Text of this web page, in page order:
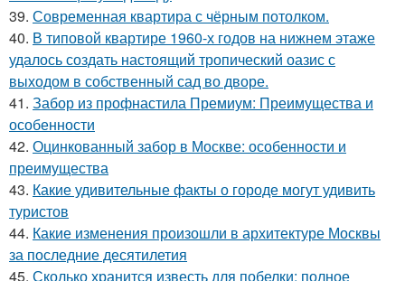
39. Современная квартира с чёрным потолком.
40. В типовой квартире 1960-х годов на нижнем этаже
удалось создать настоящий тропический оазис с
выходом в собственный сад во дворе.
41. Забор из профнастила Премиум: Преимущества и
особенности
42. Оцинкованный забор в Москве: особенности и
преимущества
43. Какие удивительные факты о городе могут удивить
туристов
44. Какие изменения произошли в архитектуре Москвы
за последние десятилетия
45. Сколько хранится известь для побелки: полное